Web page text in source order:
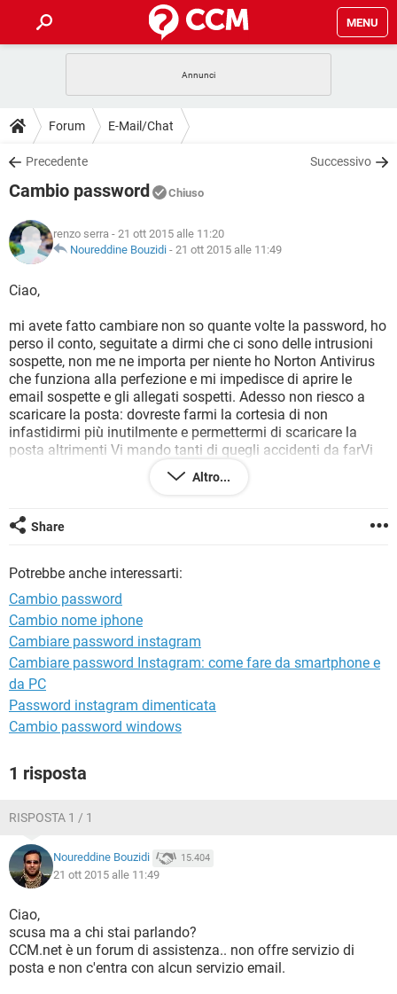
MENU
INTRATTENIMENTO
iOS
INSTAGRAM
TIKTOK
HARDWARE
GUIDE
COVID-19
INSTAGRAM WHATSAPP
TIKTOK
HARDWARE
DOWNLOAD
COVID-19
INTRATTENIMENTO
iOS WINDOWS 10
INSTAGRAM
HARDWARE
COVID-19 GAMING
INTRATTENIMENTO
iOS
INSTAGRAM WHATSAPP
TIKTOK FACEBOOK
HARDWARE
GLOSSARIO
COVID-19
iOS WINDOWS 10
INSTAGRAM WHATSAPP
TIKTOK FACEBOOK
HARDWARE
Forum E-Mail/Chat
Precedente Successivo
Cambio password Chiuso
renzo serra - 21 ott 2015 alle 11:20
Noureddine Bouzidi - 21 ott 2015 alle 11:49
Ciao,
mi avete fatto cambiare non so quante volte la password, ho
perso il conto, seguitate a dirmi che ci sono delle intrusioni
sospette, non me ne importa per niente ho Norton Antivirus
che funziona alla perfezione e mi impedisce di aprire le
email sospette e gli allegati sospetti. Adesso non riesco a
scaricare la posta: dovreste farmi la cortesia di non
infastidirmi più inutilmente e permettermi di scaricare la
posta altrimenti Vi mando tanti di quegli accidenti da farVi
restare secchi sulla poltrona in cui Vi trovate. Io uso il
computer per mantener vivo il cervello non per farmi salire la
Altro...
Share
Potrebbe anche interessarti:
Cambio password
Cambio nome iphone
Cambiare password instagram
Cambiare password Instagram: come fare da smartphone e
da PC
Password instagram dimenticata
Cambio password windows
1 risposta
RISPOSTA 1 / 1
Noureddine Bouzidi 15.404
21 ott 2015 alle 11:49
Ciao,
scusa ma a chi stai parlando?
CCM.net è un forum di assistenza.. non offre servizio di
posta e non c'entra con alcun servizio email.